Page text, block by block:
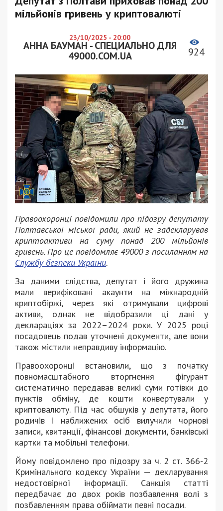
мільйонів гривень у криптовалюті
23/10/2025 - 20:00
АННА БАУМАН - СПЕЦИАЛЬНО ДЛЯ
49000.COM.UA
924
Правоохоронці повідомили про підозру депутату
Полтавської міської ради, який не задекларував
криптоактиви на суму понад 200 мільйонів
гривень. Про це повідомляє 49000 з посиланням на
Службу безпеки України.
За даними слідства, депутат і його дружина
мали верифіковані акаунти на міжнародній
криптобіржі, через які отримували цифрові
активи, однак не відобразили ці дані у
деклараціях за 2022–2024 роки. У 2025 році
посадовець подав уточнені документи, але вони
також містили неправдиву інформацію.
Правоохоронці встановили, що з початку
повномасштабного вторгнення фігурант
систематично передавав великі суми готівки до
пунктів обміну, де кошти конвертували у
криптовалюту. Під час обшуків у депутата, його
родичів і наближених осіб вилучили чорнові
записи, квитанції, фінансові документи, банківські
картки та мобільні телефони.
Йому повідомлено про підозру за ч. 2 ст. 366-2
Кримінального кодексу України — декларування
недостовірної інформації. Санкція статті
передбачає до двох років позбавлення волі з
позбавленням права обіймати певні посади.